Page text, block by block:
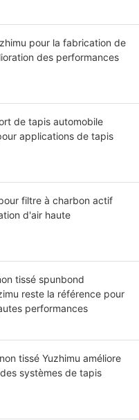
pour la fabrication de
des performances
de tapis automobile
applications de tapis
filtre à charbon actif
d'air haute
tissé spunbond
reste la référence pour
performances
tissé Yuzhimu améliore
systèmes de tapis